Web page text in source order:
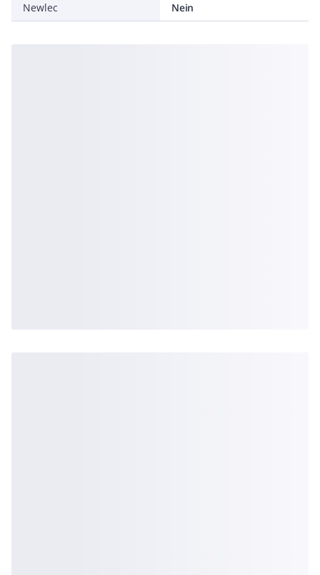
Newlec
Nein